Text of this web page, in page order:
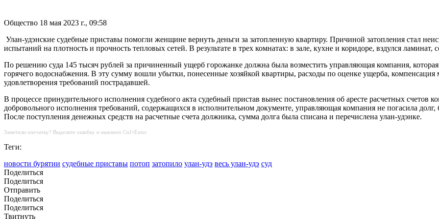
Общество 18 мая 2023 г., 09:58
Улан-удэнские судебные приставы помогли женщине вернуть деньги за затопленную квартиру. Причиной затопления стал
испытаний на плотность и прочность тепловых сетей. В результате в трех комнатах: в зале, кухне и коридоре, вздулся
По решению суда 145 тысяч рублей за причиненный ущерб горожанке должна была возместить управляющая компания,
горячего водоснабжения. В эту сумму вошли убытки, понесенные хозяйкой квартиры, расходы по оценке ущерба, компенсация
удовлетворения требований пострадавшей.
В процессе принудительного исполнения судебного акта судебный пристав вынес постановления об аресте расчетных
добровольного исполнения требований, содержащихся в исполнительном документе, управляющая компания не погасила
После поступления денежных средств на расчетные счета должника, сумма долга была списана и перечислена улан-удэнке.
Заметили опечатку? Выделите ошибку и нажмите Ctrl+Enter.
Теги:
новости бурятии судебные приставы потоп затопило улан-удэ весь улан-удэ суд
Поделиться
Поделиться
Отправить
Поделиться
Поделиться
Твитнуть